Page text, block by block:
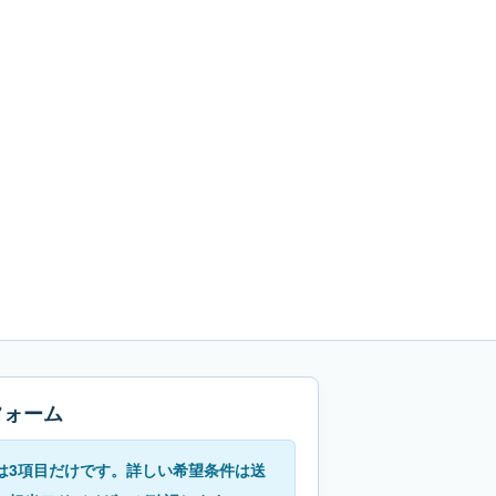
ーム
3項目だけです。詳しい希望条件は送